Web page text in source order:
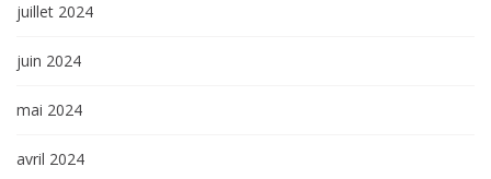
juillet 2024
juin 2024
mai 2024
avril 2024